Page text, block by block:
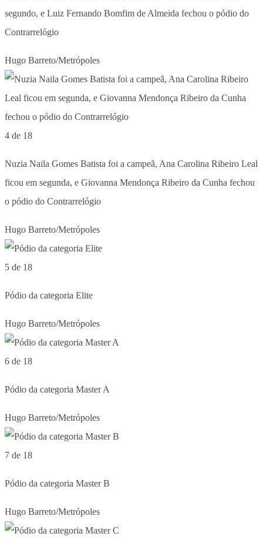
segundo, e Luiz Fernando Bomfim de Almeida fechou o pódio do
Contrarrelógio
Hugo Barreto/Metrópoles
4 de 18
Nuzia Naila Gomes Batista foi a campeã, Ana Carolina Ribeiro Leal
ficou em segunda, e Giovanna Mendonça Ribeiro da Cunha fechou
o pódio do Contrarrelógio
Hugo Barreto/Metrópoles
5 de 18
Pódio da categoria Elite
Hugo Barreto/Metrópoles
6 de 18
Pódio da categoria Master A
Hugo Barreto/Metrópoles
7 de 18
Pódio da categoria Master B
Hugo Barreto/Metrópoles